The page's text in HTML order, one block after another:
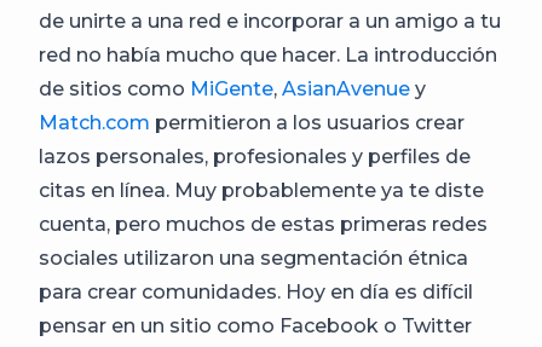
de unirte a una red e incorporar a un amigo a tu
red no había mucho que hacer. La introducción
de sitios como MiGente, AsianAvenue y
Match.com permitieron a los usuarios crear
lazos personales, profesionales y perfiles de
citas en línea. Muy probablemente ya te diste
cuenta, pero muchos de estas primeras redes
sociales utilizaron una segmentación étnica
para crear comunidades. Hoy en día es difícil
pensar en un sitio como Facebook o Twitter